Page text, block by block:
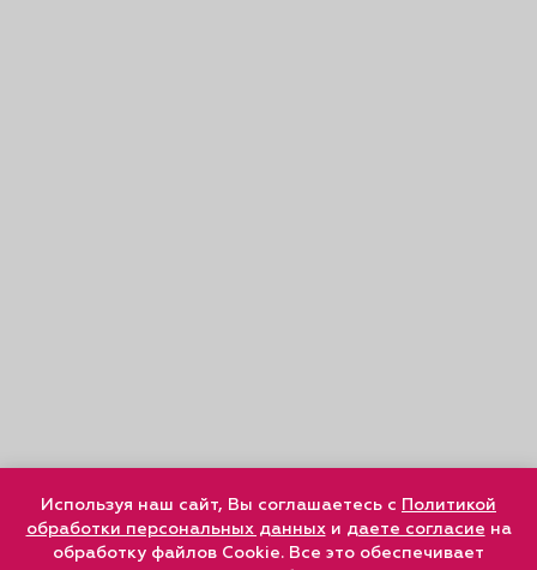
Используя наш сайт, Вы соглашаетесь с Политикой
обработки персональных данныхи даете согласие на
обработку файлов Cookie. Все это обеспечивает